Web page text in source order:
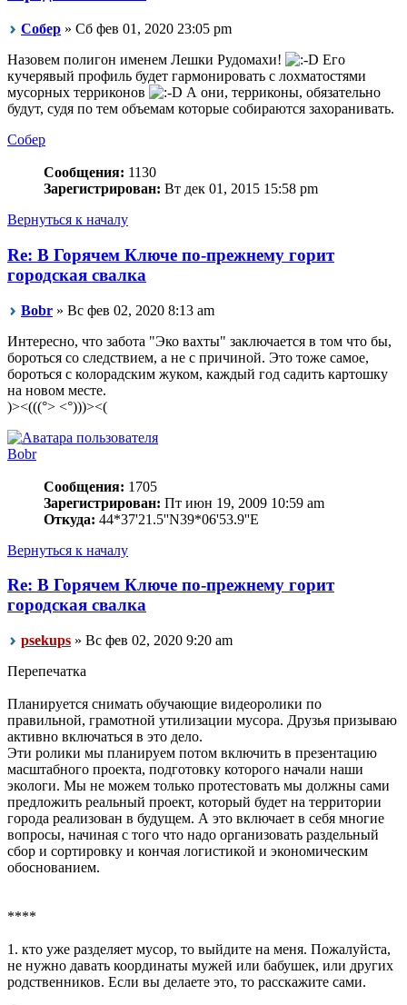
Собер » Сб фев 01, 2020 23:05 pm
Назовем полигон именем Лешки Рудомахи!
Его
кучерявый профиль будет гармонировать с лохматостями
мусорных терриконов
А они, терриконы, обязательно
будут, судя по тем объемам которые собираются захоранивать.
Собер
Сообщения: 1130
Зарегистрирован: Вт дек 01, 2015 15:58 pm
Вернуться к началу
Re: В Горячем Ключе по-прежнему горит
городская свалка
Bobr » Вс фев 02, 2020 8:13 am
Интересно, что забота "Эко вахты" заключается в том что бы,
бороться со следствием, а не с причиной. Это тоже самое,
бороться с колорадским жуком, каждый год садить картошку
на новом месте.
)><(((°> <°)))><(
Bobr
Сообщения: 1705
Зарегистрирован: Пт июн 19, 2009 10:59 am
Откуда: 44*37'21.5''N39*06'53.9''E
Вернуться к началу
Re: В Горячем Ключе по-прежнему горит
городская свалка
psekups » Вс фев 02, 2020 9:20 am
Перепечатка
Планируется снимать обучающие видеоролики по
правильной, грамотной утилизации мусора. Друзья призываю
активно включаться в это дело.
Эти ролики мы планируем потом включить в презентацию
масштабного проекта, подготовку которого начали наши
экологи. Мы не можем только протестовать мы должны сами
предложить реальный проект, который будет на территории
города реализован в будущем. А это включает в себя многие
вопросы, начиная с того что надо организовать раздельный
сбор и сортировку и кончая логистикой и экономическим
обоснованием.
****
1. кто уже разделяет мусор, то выйдите на меня. Пожалуйста,
не нужно давать координаты мужей или бабушек, или других
родственников. Если вы делаете это, то расскажите сами.